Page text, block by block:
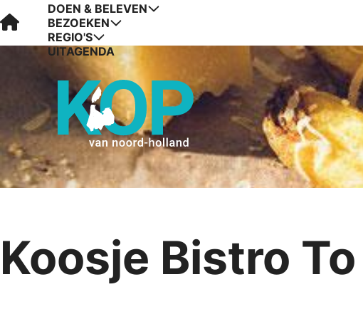
Visit Kop van Holland
DOEN & BELEVEN
BEZOEKEN
REGIO'S
UITAGENDA
Koosje Bistro